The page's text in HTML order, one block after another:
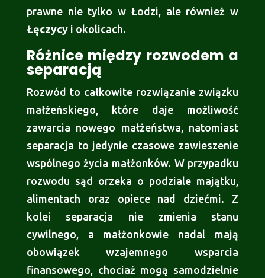
prawne nie tylko w Łodzi, ale również w
Łęczycyi okolicach.
Różnice między rozwodem a
separacją
Rozwód to całkowite rozwiązanie związku
małżeńskiego, które daje możliwość
zawarcia nowego małżeństwa, natomiast
separacja to jedynie czasowe zawieszenie
wspólnego życia małżonków. W przypadku
rozwodu sąd orzeka o podziale majątku,
alimentach oraz opiece nad dziećmi. Z
kolei separacja nie zmienia stanu
cywilnego, a małżonkowie nadal mają
obowiązek wzajemnego wsparcia
finansowego, chociaż mogą samodzielnie